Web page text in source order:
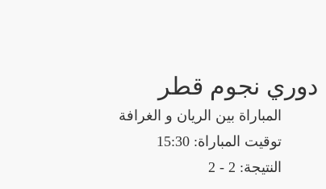
دوري نجوم قطر
المباراة بين الريان و الغرافة
توقيت المباراة: 15:30
النتيجة: 2 - 2